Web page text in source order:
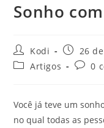
Sonho
Kodi
26
Artigos
0
Você já teve um
no qual todas as